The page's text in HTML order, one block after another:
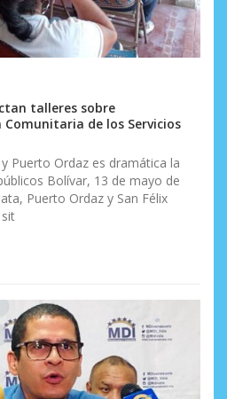
talleres sobre
de los Servicios
Puerto Ordaz es dramática la
Bolívar, 13 de mayo de
Puerto Ordaz y San Félix